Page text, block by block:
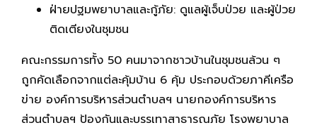
ฝ่ายปฐมพยาบาลและกู้ภัย: ดูแลผู้เจ็บป่วย และผู้ป่วย
ติดเตียงในชุมชน
คณะกรรมการทั้ง 50 คนมาจากชาวบ้านในชุมชนล้วน ๆ
ถูกคัดเลือกจากแต่ละคุ้มบ้าน 6 คุ้ม ประกอบด้วยภาคีเครือ
ข่าย องค์การบริหารส่วนตำบลฯ นายกองค์การบริหาร
ส่วนตำบลฯ ป้องกันและบรรเทาสาธารณภัย โรงพยาบาล